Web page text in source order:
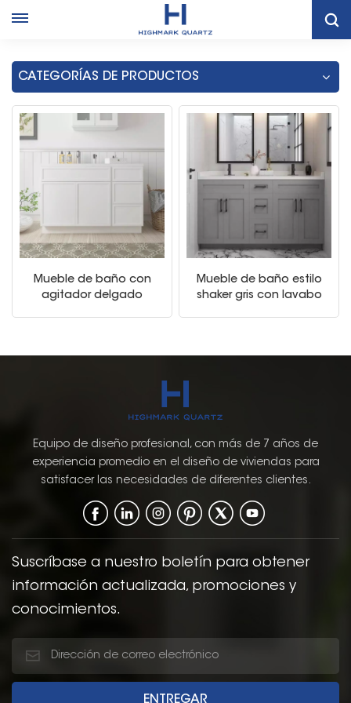
Hogar
Gabinetes De Lavabo Doble Gris Para Baño De Tailandia
CATEGORÍAS DE PRODUCTOS
Mueble de baño con
agitador delgado
Mueble de baño estilo
shaker gris con lavabo
Equipo de diseño profesional, con más de 7 años de
experiencia promedio en el diseño de viviendas para
satisfacer las necesidades de diferentes clientes.
Suscríbase a nuestro boletín para obtener
información actualizada, promociones y
conocimientos.